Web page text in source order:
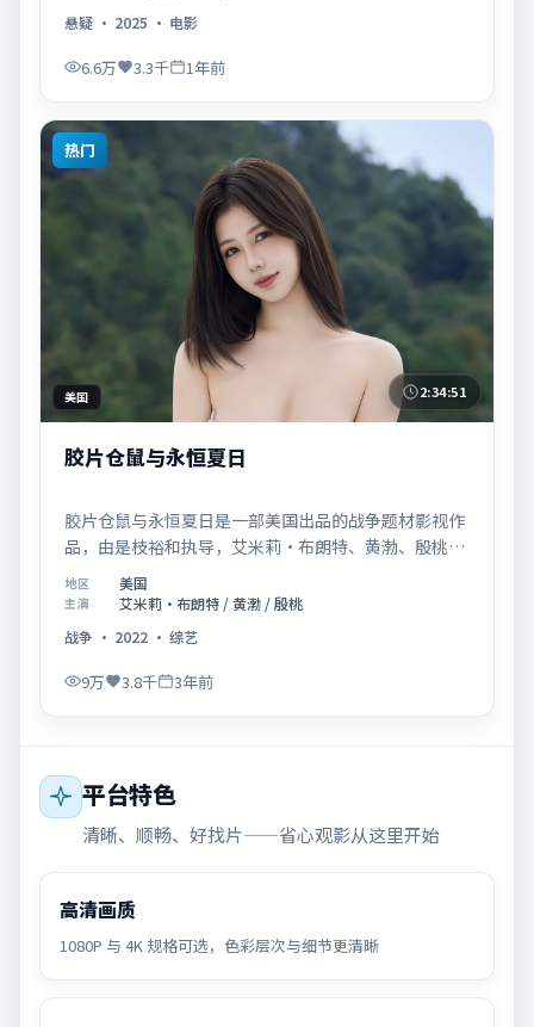
面调度强化了类型片的观感体验，亦留有可供解读的细
节空间，适合关注现实主义叙事与人物关系的观众观看
悬疑 · 2025 · 电影
6.6万 3.3千 1年前
热门
美国 2:34:51
胶片仓鼠与永恒夏日
胶片仓鼠与永恒夏日是一部美国出品的战争题材影视作
品，由是枝裕和执导，艾米莉·布朗特、黄渤、殷桃等
联合主演，于2022年10月17日在院线首映。影片围绕
「记忆拼图里的真相碎片」展开叙事，镜头语言克制而
富有张力，节奏起伏得当，人物弧光完整；配乐与场面
调度强化了类型片的观感体验，亦留有可供解读的细节
空间，适合关注现实主义叙事与人物关系的观众观看与
地区 美国
主演
艾米莉·布朗特 / 黄渤 / 殷桃
战争 · 2022 · 综艺
9万 3.8千 3年前
平台特色
清晰、顺畅、好找片——省心观影从这里开始
高清画质
1080P 与 4K 规格可选，色彩层次与细节更清晰